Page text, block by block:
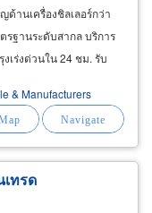
ด้านเครื่องชิลเลอร์กว่า
ฐานระดับสากล บริการ
เร่งด่วนใน 24 ชม. รับ
& Manufacturers
เทรด